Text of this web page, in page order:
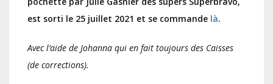
est sorti le 25 juillet 2021 et se commande là.
Avec l’aide de Johanna qui en fait toujours des Caisses
(de corrections).